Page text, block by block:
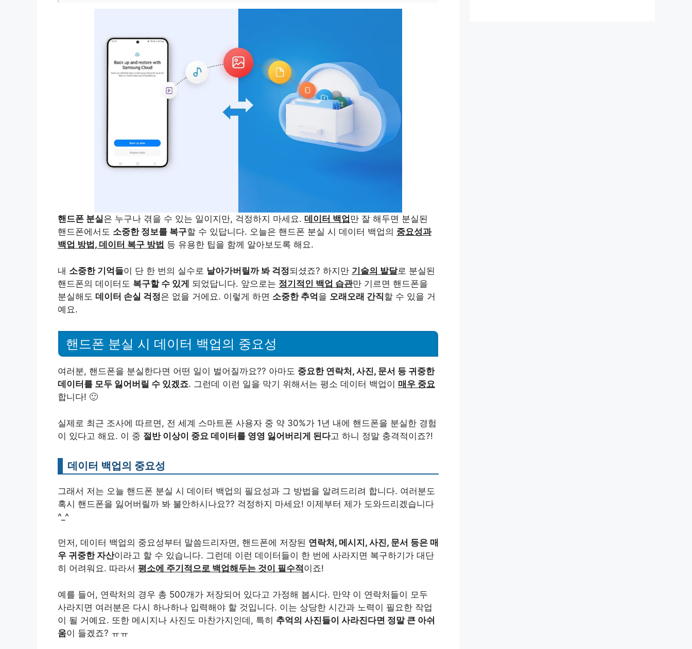
핸드폰 분실은 누구나 겪을 수 있는 일이지만, 걱정하지 마세요. 데이터 백업 만 잘 해두면 분실된
핸드폰에서도 소중한 정보를 복구할 수 있답니다. 오늘은 핸드폰 분실 시 데이터 백업의 중요성과
백업 방법, 데이터 복구 방법 등 유용한 팁을 함께 알아보도록 해요.
내 소중한 기억들이 단 한 번의 실수로 날아가버릴까 봐 걱정되셨죠? 하지만 기술의 발달로 분실된
핸드폰의 데이터도 복구할 수 있게 되었답니다. 앞으로는 정기적인 백업 습관만 기르면 핸드폰을
분실해도 데이터 손실 걱정은 없을 거에요. 이렇게 하면 소중한 추억을 오래오래 간직할 수 있을 거
예요.
핸드폰 분실 시 데이터 백업의 중요성
여러분, 핸드폰을 분실한다면 어떤 일이 벌어질까요?? 아마도 중요한 연락처, 사진, 문서 등 귀중한
데이터를 모두 잃어버릴 수 있겠죠. 그런데 이런 일을 막기 위해서는 평소 데이터 백업이 매우 중요
합니다! 🙂
실제로 최근 조사에 따르면, 전 세계 스마트폰 사용자 중 약 30%가 1년 내에 핸드폰을 분실한 경험
이 있다고 해요. 이 중 절반 이상이 중요 데이터를 영영 잃어버리게 된다고 하니 정말 충격적이죠?!
데이터 백업의 중요성
그래서 저는 오늘 핸드폰 분실 시 데이터 백업의 필요성과 그 방법을 알려드리려 합니다. 여러분도
혹시 핸드폰을 잃어버릴까 봐 불안하시나요?? 걱정하지 마세요! 이제부터 제가 도와드리겠습니다
^_^
먼저, 데이터 백업의 중요성부터 말씀드리자면, 핸드폰에 저장된 연락처, 메시지, 사진, 문서 등은 매
우 귀중한 자산이라고 할 수 있습니다. 그런데 이런 데이터들이 한 번에 사라지면 복구하기가 대단
히 어려워요. 따라서 평소에 주기적으로 백업해두는 것이 필수적 이죠!
예를 들어, 연락처의 경우 총 500개가 저장되어 있다고 가정해 봅시다. 만약 이 연락처들이 모두
사라지면 여러분은 다시 하나하나 입력해야 할 것입니다. 이는 상당한 시간과 노력이 필요한 작업
이 될 거예요. 또한 메시지나 사진도 마찬가지인데, 특히 추억의 사진들이 사라진다면 정말 큰 아쉬
움이 들겠죠? ㅠㅠ